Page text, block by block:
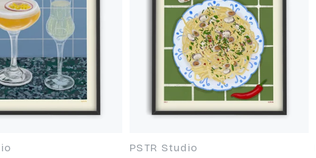
: Fournisseur :
PSTR Studio